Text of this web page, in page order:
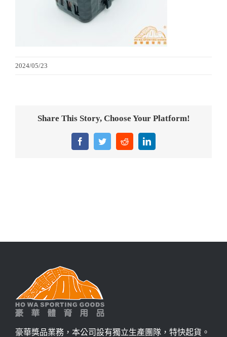
意大利獎盃
旗幟
獎牌
醫務所/ 畢業證書
2024/05/23
Share This Story, Choose Your Platform!
FacebookTwitterRedditLinkedIn
豪華獎品業務，本公司設有獨立生產團隊，特快起貨。